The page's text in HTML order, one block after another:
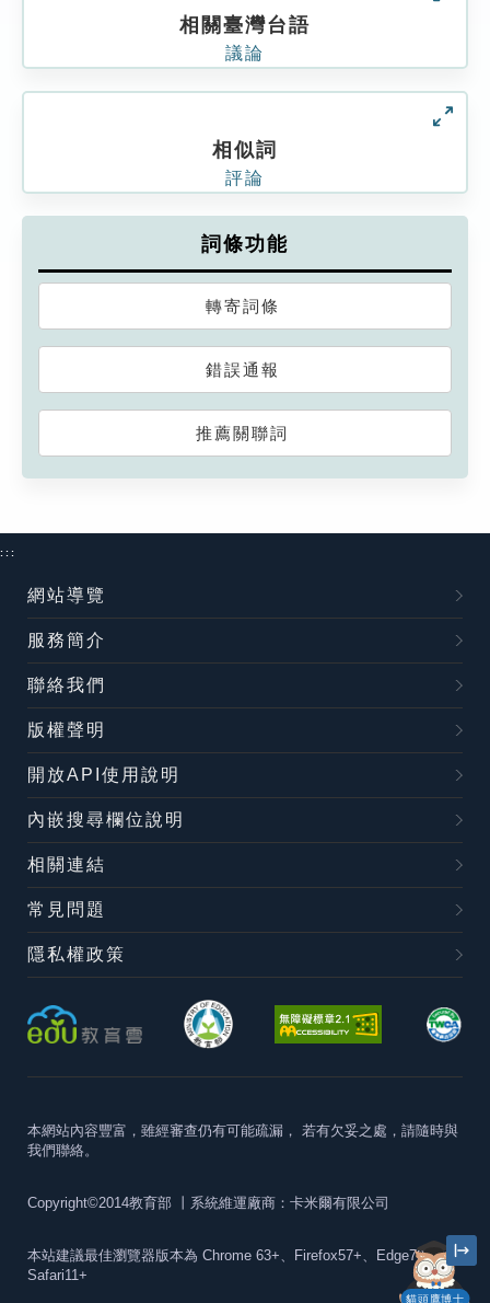
相關臺灣台語
議論
相似詞
評論
詞條功能
轉寄詞條
錯誤通報
推薦關聯詞
貓頭鷹博士
:::
網站導覽
服務簡介
聯絡我們
版權聲明
開放API使用說明
內嵌搜尋欄位說明
相關連結
常見問題
隱私權政策
本網站內容豐富，雖經審查仍有可能疏漏， 若有欠妥之處，請隨時與
我們聯絡。
Copyright©2014教育部 丨系統維運廠商：卡米爾有限公司
本站建議最佳瀏覽器版本為 Chrome 63+、Firefox57+、Edge79+及
Safari11+